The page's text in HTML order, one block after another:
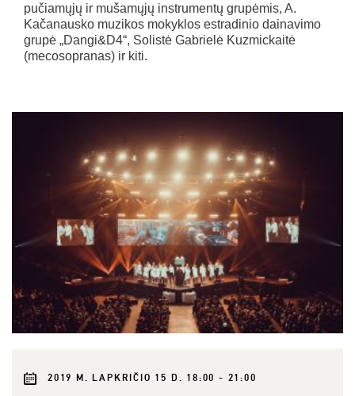
pučiamųjų ir mušamųjų instrumentų grupėmis, A.
Kačanausko muzikos mokyklos estradinio dainavimo
grupė „Dangi&D4“, Solistė Gabrielė Kuzmickaitė
(mecosopranas) ir kiti.
2019 M. LAPKRIČIO 15 D. 18:00 - 21:00